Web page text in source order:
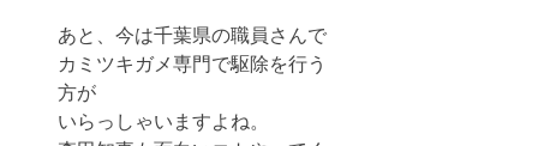
あと、今は千葉県の職員さんで
カミツキガメ専門で駆除を行う
方が
いらっしゃいますよね。